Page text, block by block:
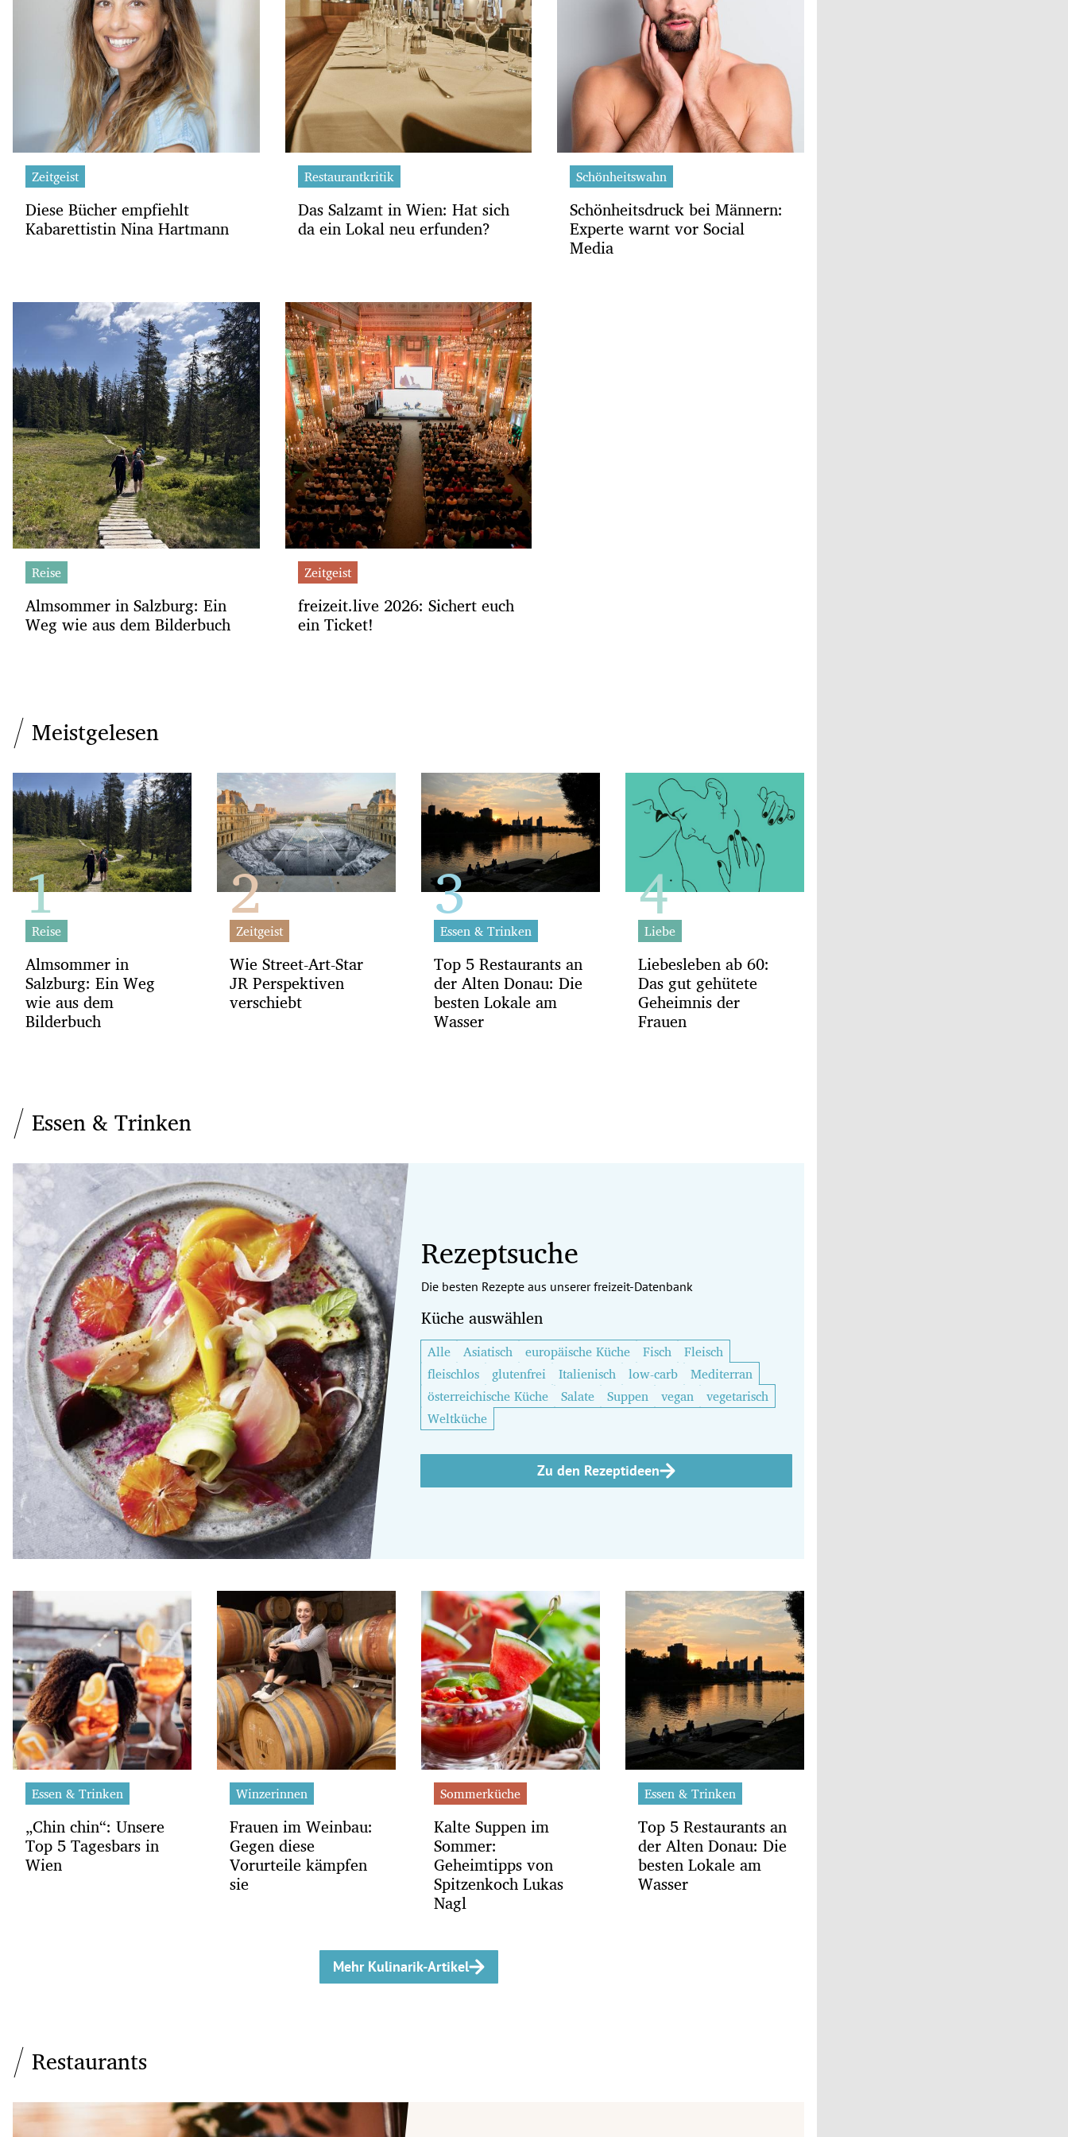
Zeitgeist
Diese Bücher empfiehlt
Kabarettistin Nina Hartmann
Restaurantkritik
Das Salzamt in Wien: Hat sich
da ein Lokal neu erfunden?
Schönheitswahn
Schönheitsdruck bei Männern:
Experte warnt vor Social
Media
Reise
Almsommer in Salzburg: Ein
Weg wie aus dem Bilderbuch
Zeitgeist
freizeit.live 2026: Sichert euch
ein Ticket!
Meistgelesen
Reise
Almsommer in
Salzburg: Ein Weg
wie aus dem
Bilderbuch
Zeitgeist
Wie Street-Art-Star
JR Perspektiven
verschiebt
Essen & Trinken
Top 5 Restaurants an
der Alten Donau: Die
besten Lokale am
Wasser
Liebe
Liebesleben ab 60:
Das gut gehütete
Geheimnis der
Frauen
Essen & Trinken
Rezeptsuche
Die besten Rezepte aus unserer freizeit-Datenbank
Küche auswählen
Alle Asiatisch europäische Küche Fisch
Fleisch
fleischlos
glutenfrei Italienisch low-carb
Mediterran
österreichische Küche
Salate Suppen vegan
vegetarisch
Weltküche
Zu den Rezeptideen
Essen & Trinken
„Chin chin“: Unsere
Top 5 Tagesbars in
Wien
Winzerinnen
Frauen im Weinbau:
Gegen diese
Vorurteile kämpfen
sie
Sommerküche
Kalte Suppen im
Sommer:
Geheimtipps von
Spitzenkoch Lukas
Nagl
Essen & Trinken
Top 5 Restaurants an
der Alten Donau: Die
besten Lokale am
Wasser
Mehr Kulinarik-Artikel
Restaurants